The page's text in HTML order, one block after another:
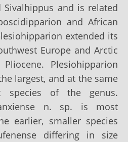
Sivalhippus and is related
and African
extended its
Europe and Arctic
Plesiohipparion
largest, and at the same
species of the genus.
n. sp. is most
earlier, smaller species
differing in size